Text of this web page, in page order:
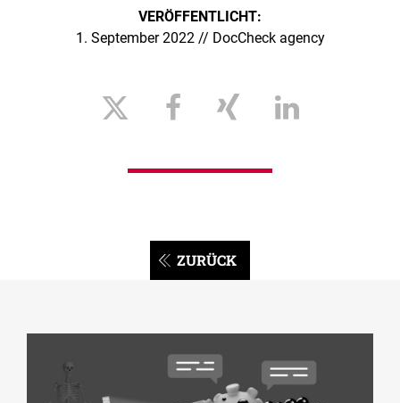
VERÖFFENTLICHT:
1. September 2022 // DocCheck agency
ZURÜCK